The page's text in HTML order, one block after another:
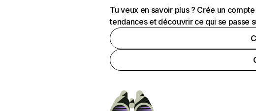
Tu veux en savoir plus ? Crée un
tendances et découvrir ce qui se passe